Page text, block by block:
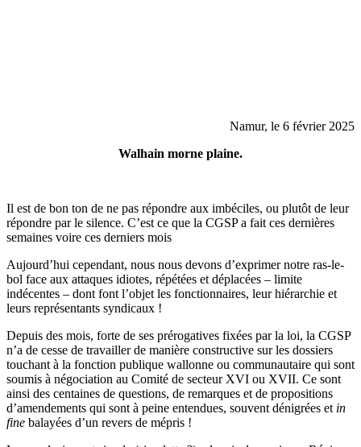
Namur, le 6 février 2025
Walhain morne plaine.
Il est de bon ton de ne pas répondre aux imbéciles, ou plutôt de leur
répondre par le silence. C’est ce que la CGSP a fait ces dernières
semaines voire ces derniers mois
Aujourd’hui cependant, nous nous devons d’exprimer notre ras-le-
bol face aux attaques idiotes, répétées et déplacées – limite
indécentes – dont font l’objet les fonctionnaires, leur hiérarchie et
leurs représentants syndicaux !
Depuis des mois, forte de ses prérogatives fixées par la loi, la CGSP
n’a de cesse de travailler de manière constructive sur les dossiers
touchant à la fonction publique wallonne ou communautaire qui sont
soumis à négociation au Comité de secteur XVI ou XVII. Ce sont
ainsi des centaines de questions, de remarques et de propositions
d’amendements qui sont à peine entendues, souvent dénigrées et in
fine balayées d’un revers de mépris !